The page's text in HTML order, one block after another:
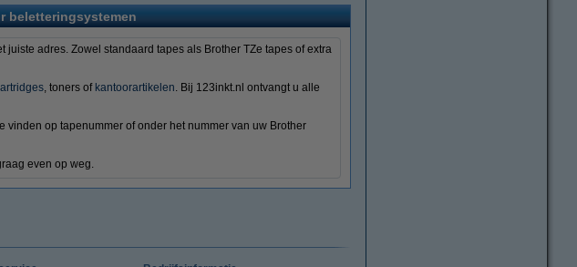
beletteringsystemen
juiste adres. Zowel standaard tapes als Brother TZe tapes of extra
, toners of kantoorartikelen. Bij 123inkt.nl ontvangt u alle
op tapenummer of onder het nummer van uw Brother
even op weg.